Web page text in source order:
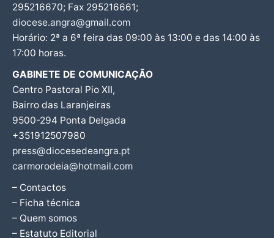
295216670; Fax 295216661;
diocese.angra@gmail.com
Horário: 2ª a 6ª feira das 09:00 às 13:00 e das 14:00 às
17:00 horas.
GABINETE DE COMUNICAÇÃO
Centro Pastoral Pio XII,
Bairro das Laranjeiras
9500-294 Ponta Delgada
+351912507980
press@diocesedeangra.pt
carmorodeia@hotmail.com
– Contactos
– Ficha técnica
– Quem somos
– Estatuto Editorial